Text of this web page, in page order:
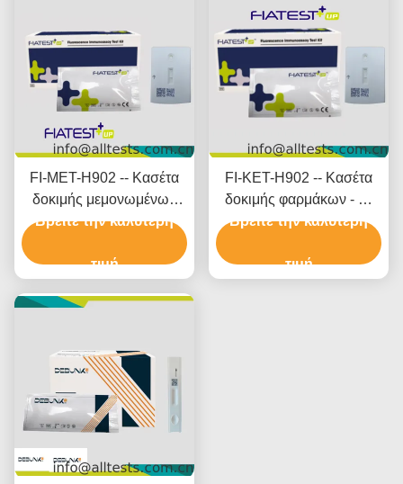
FI-MET-H902 -- Κασέτα
δοκιμής μεμονωμένων
φαρμάκων - M
Βρείτε την καλύτερη
τιμή
FI-KET-H902 -- Κασέτα
δοκιμής φαρμάκων - Κ-
εταμίνη (KET) (μάλλια)
Βρείτε την καλύτερη
τιμή